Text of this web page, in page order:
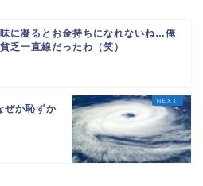
に凝るとお金持ちになれないね…俺
乏一直線だったわ（笑）
ぜか恥ずか